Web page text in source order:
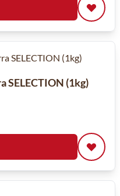
SELECTION (1kg)